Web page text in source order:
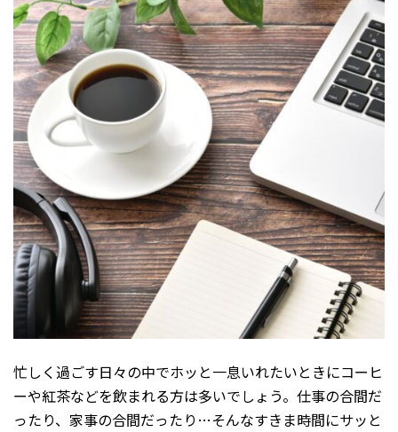
忙しく過ごす日々の中でホッと一息いれたいときにコーヒ
ーや紅茶などを飲まれる方は多いでしょう。仕事の合間だ
ったり、家事の合間だったり…そんなすきま時間にサッと